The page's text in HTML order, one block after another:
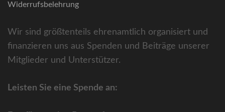
Widerrufsbelehrung
Wir sind größtenteils ehrenamtlich organisiert und
finanzieren uns aus Spenden und Beiträge unserer
Mitglieder und Unterstützer.
Leisten Sie eine Spende an: